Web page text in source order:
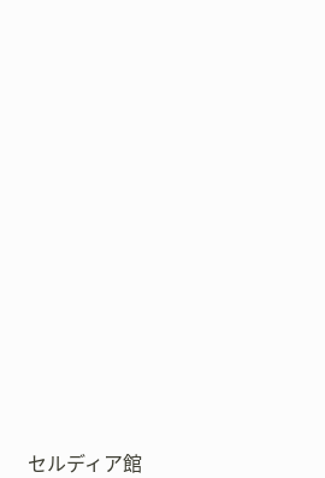
セルディア館